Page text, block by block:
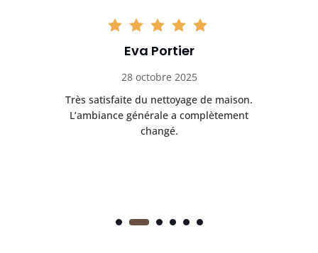
Eva Portier
28 octobre 2025
Très satisfaite du nettoyage de maison.
L’ambiance générale a complètement
changé.